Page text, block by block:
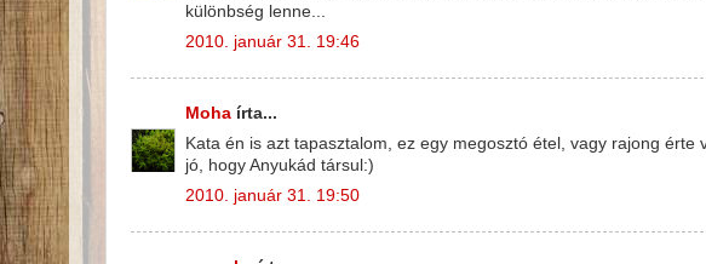
különbség lenne...
2010. január 31. 19:46
Moha írta...
Kata én is azt tapasztalom, ez egy megosztó étel, vagy rajong érte
jó, hogy Anyukád társul:)
2010. január 31. 19:50